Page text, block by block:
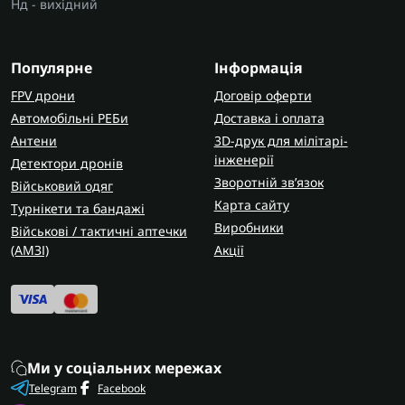
Основні вузли — рама, привід, тримач котушки,
направляючий механізм і блок керування.
Простіший верстат для оптоволокна
влаштований так, що частину процесу контролює
оператор. У точніших рішеннях є плавний старт,
регулювання обертів, лічильник довжини й
стабільніше укладання кабелю. Для підготовки
комплектів під дрониважлива повторюваність:
кожна котушка має бути намотана однаково
Рекомендації з вибору верстата для
Для невеликих партій можна купити компактний
намотувальний верстат для оптоволокна з
Нд - вихідний
Популярне
FPV дрони
Автомобільні РЕБи
Антени
Детектори дронів
Військовий одяг
Турнікети та бандажі
Військові / тактичні аптечки
(AMЗІ)
Інформація
Договір оферти
Доставка і оплата
3D-друк для мілітарі-
інженерії
Зворотній зв’язок
Карта сайту
Виробники
Акції
Ми у соціальних мережах
Telegram Facebook